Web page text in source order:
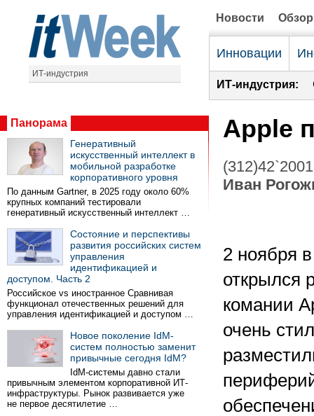
ИТ-индустрия
Новости
Инновации
ИТ-индустрия:
Панорама
Генеративный
искусственный интеллект в
мобильной разработке
корпоративного уровня
По данным Gartner, в 2025 году около 60%
крупных компаний тестировали
генеративный искусственный интеллект …
Состояние и перспективы
развития российских систем
управления
идентификацией и
доступом. Часть 2
Российское vs иностранное Сравнивая
функционал отечественных решений для
управления идентификацией и доступом …
Новое поколение IdM-
систем полностью заменит
привычные сегодня IdM?
IdM-системы давно стали
привычным элементом корпоративной ИТ-
инфраструктуры. Рынок развивается уже
не первое десятилетие …
Apple
(312)42`2001
Иван
2 ноября
открылся
комании
очень